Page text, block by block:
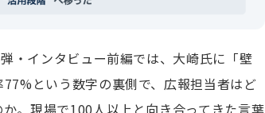
・インタビュー前編では、大崎氏に「壁
という数字の裏側で、広報担当者はど
。現場で100人以上と向き合ってきた言葉